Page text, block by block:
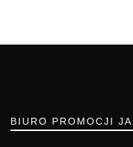
BIURO PROMOCJI